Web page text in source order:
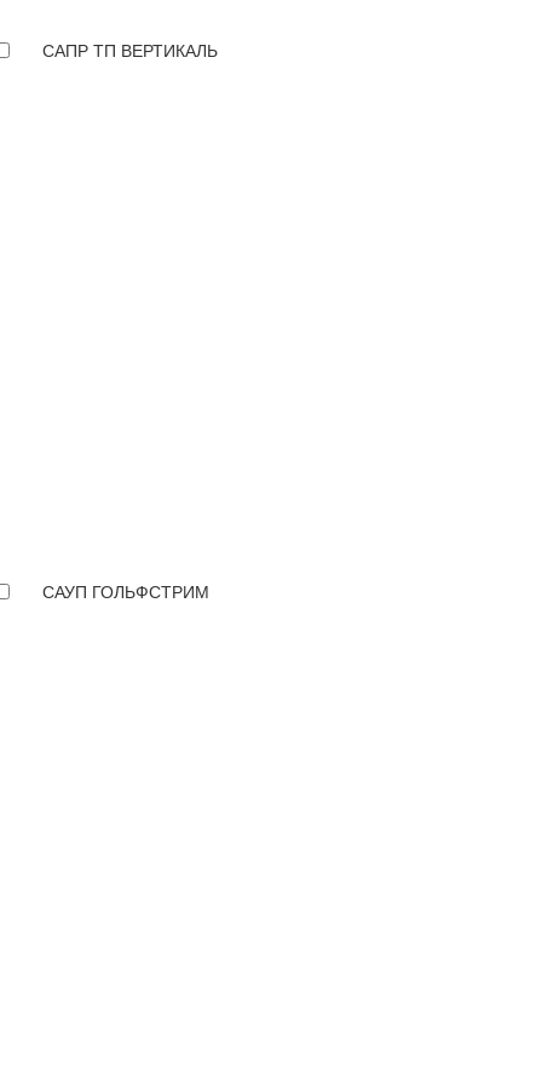
САПР ТП ВЕРТИКАЛЬ
САУП ГОЛЬФСТРИМ